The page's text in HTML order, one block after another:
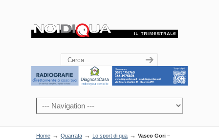
Home → Quarrata → Lo sport di qua → Vasco Gori –